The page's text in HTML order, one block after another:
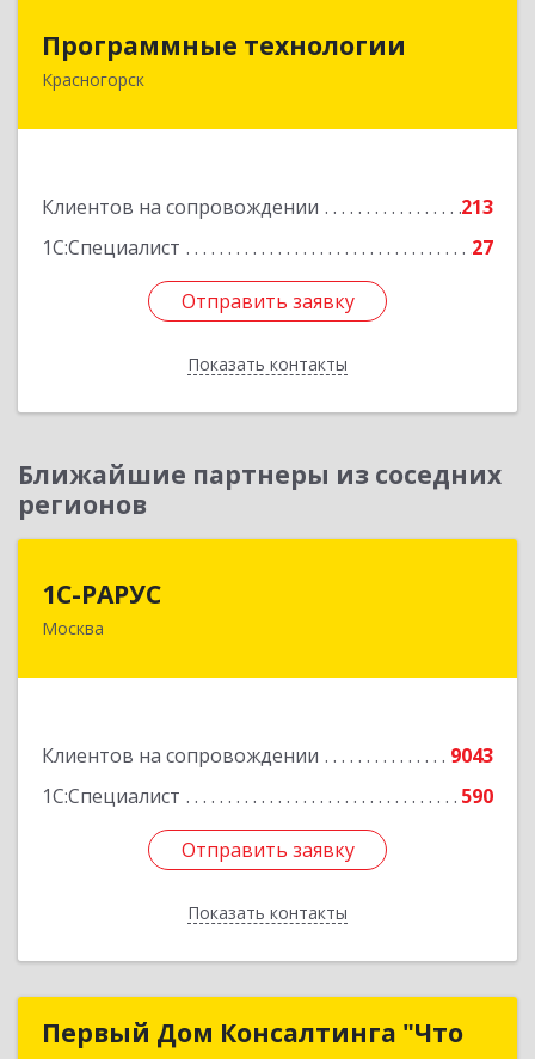
Программные технологии
Красногорск
Клиентов на сопровождении
213
1С:Специалист
27
Отправить заявку
Показать контакты
143408, Московская обл, Красногорский р-н,
Отправить заявку
Назад
Ближайшие партнеры из соседних
регионов
1С-РАРУС
Москва
Клиентов на сопровождении
9043
1С:Специалист
590
Отправить заявку
Показать контакты
127434, Москва г, Дмитровское ш, дом № 9Б
Отправить заявку
Назад
Первый Дом Консалтинга "Что
Первый Дом Консалтинга "Что